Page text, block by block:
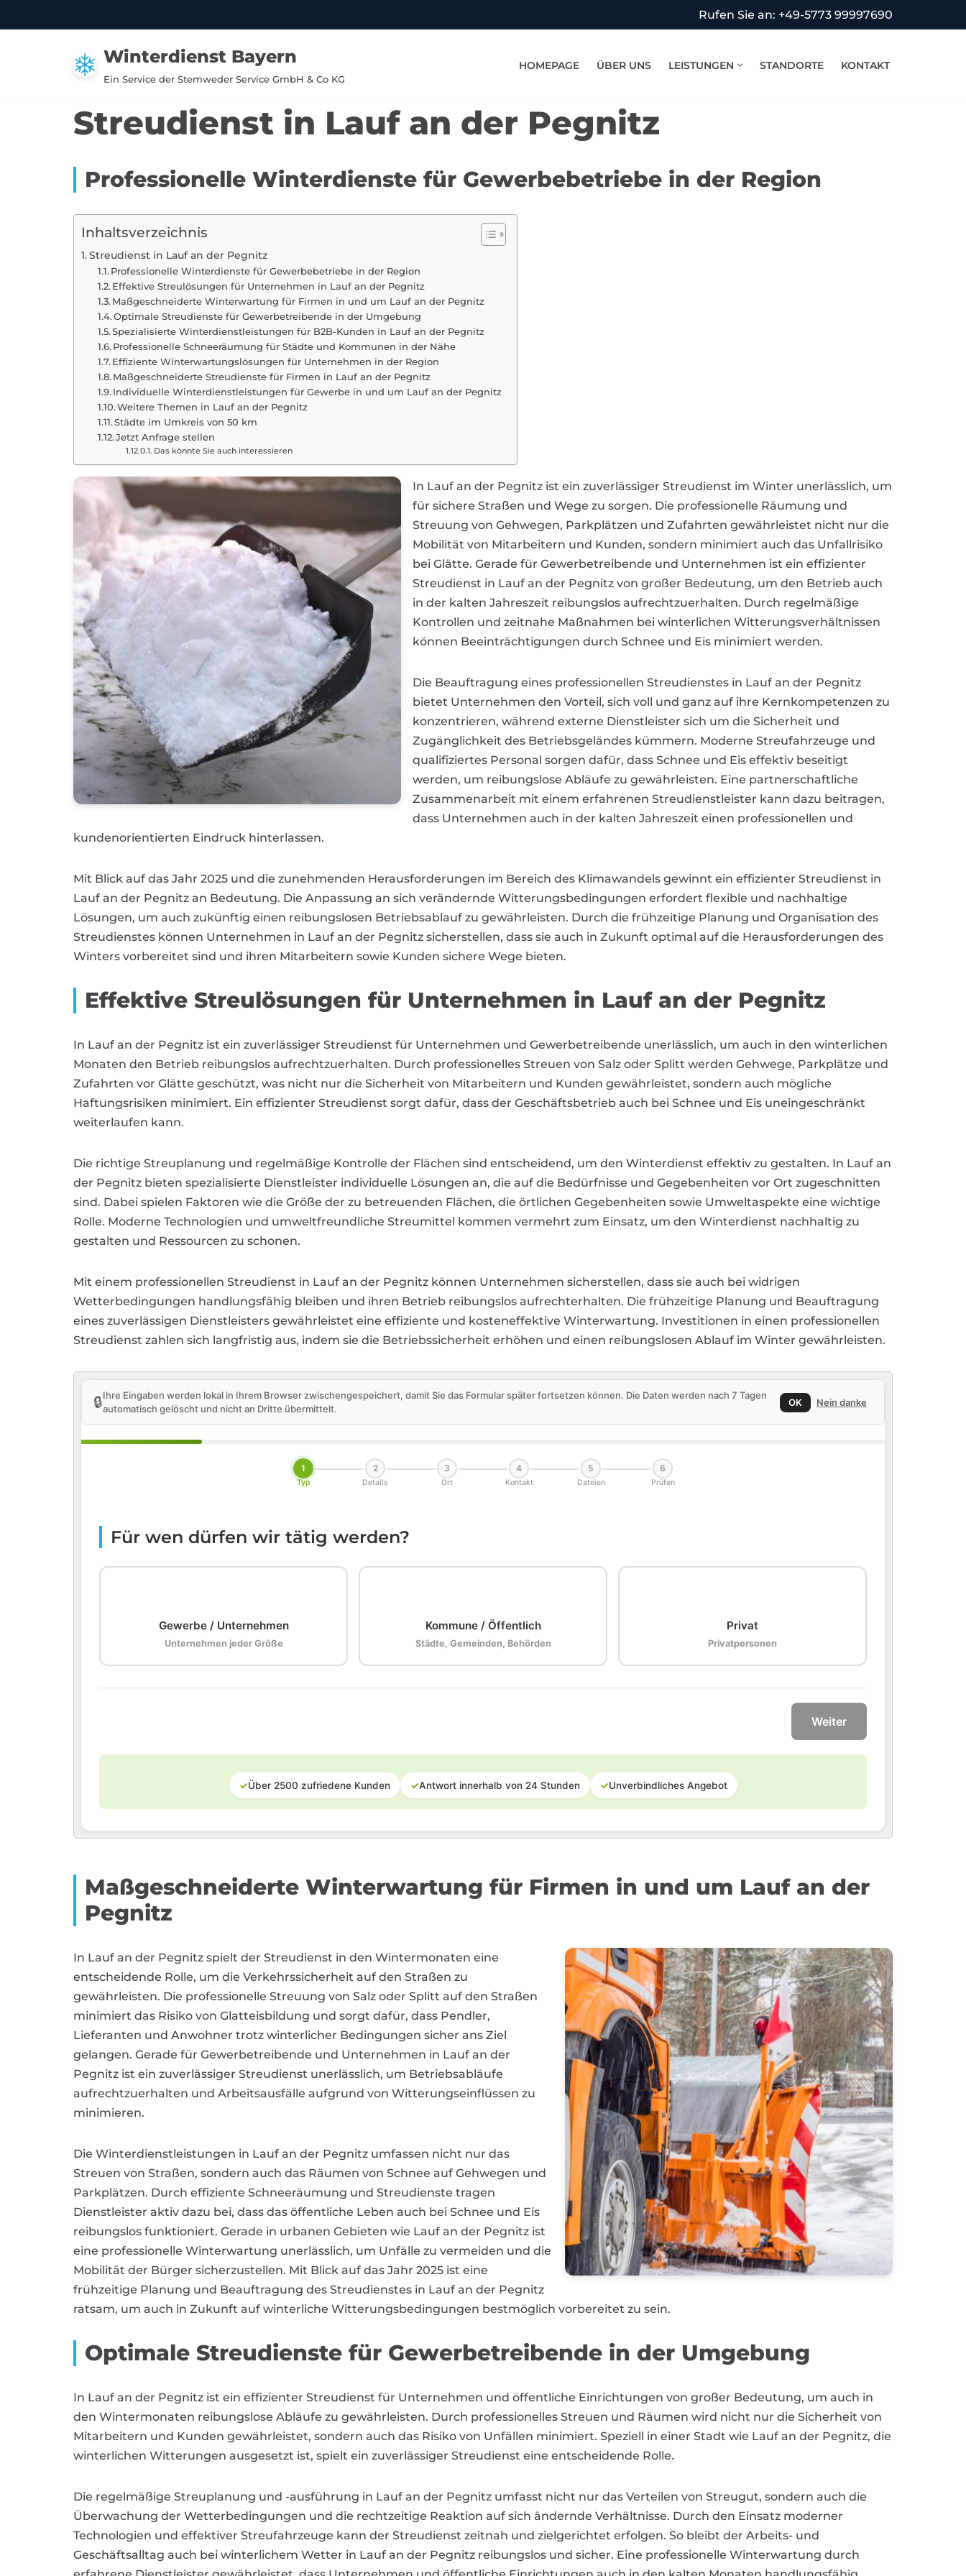
Rufen Sie an: +49-5773 99997690
Winterdienst Bayern
Ein Service der Stemweder Service GmbH & Co KG
HOMEPAGE ÜBER UNS LEISTUNGEN STANDORTE KONTAKT
Streudienst in Lauf an der Pegnitz
Professionelle Winterdienste für Gewerbebetriebe in der Region
Inhaltsverzeichnis
Streudienst in Lauf an der Pegnitz
Professionelle Winterdienste für Gewerbebetriebe in der Region
Effektive Streulösungen für Unternehmen in Lauf an der Pegnitz
Maßgeschneiderte Winterwartung für Firmen in und um Lauf an der Pegnitz
Optimale Streudienste für Gewerbetreibende in der Umgebung
Spezialisierte Winterdienstleistungen für B2B-Kunden in Lauf an der Pegnitz
Professionelle Schneeräumung für Städte und Kommunen in der Nähe
Effiziente Winterwartungslösungen für Unternehmen in der Region
Maßgeschneiderte Streudienste für Firmen in Lauf an der Pegnitz
Individuelle Winterdienstleistungen für Gewerbe in und um Lauf an der Pegnitz
Weitere Themen in Lauf an der Pegnitz
Städte im Umkreis von 50 km
Jetzt Anfrage stellen
Das könnte Sie auch interessieren
In Lauf an der Pegnitz ist ein zuverlässiger Streudienst im Winter unerlässlich, um
für sichere Straßen und Wege zu sorgen. Die professionelle Räumung und
Streuung von Gehwegen, Parkplätzen und Zufahrten gewährleistet nicht nur die
Mobilität von Mitarbeitern und Kunden, sondern minimiert auch das Unfallrisiko
bei Glätte. Gerade für Gewerbetreibende und Unternehmen ist ein effizienter
Streudienst in Lauf an der Pegnitz von großer Bedeutung, um den Betrieb auch
in der kalten Jahreszeit reibungslos aufrechtzuerhalten. Durch regelmäßige
Kontrollen und zeitnahe Maßnahmen bei winterlichen Witterungsverhältnissen
können Beeinträchtigungen durch Schnee und Eis minimiert werden.
Die Beauftragung eines professionellen Streudienstes in Lauf an der Pegnitz
bietet Unternehmen den Vorteil, sich voll und ganz auf ihre Kernkompetenzen zu
konzentrieren, während externe Dienstleister sich um die Sicherheit und
Zugänglichkeit des Betriebsgeländes kümmern. Moderne Streufahrzeuge und
qualifiziertes Personal sorgen dafür, dass Schnee und Eis effektiv beseitigt
werden, um reibungslose Abläufe zu gewährleisten. Eine partnerschaftliche
Zusammenarbeit mit einem erfahrenen Streudienstleister kann dazu beitragen,
dass Unternehmen auch in der kalten Jahreszeit einen professionellen und
kundenorientierten Eindruck hinterlassen.
Mit Blick auf das Jahr 2025 und die zunehmenden Herausforderungen im Bereich des Klimawandels gewinnt ein effizienter Streudienst in
Lauf an der Pegnitz an Bedeutung. Die Anpassung an sich verändernde Witterungsbedingungen erfordert flexible und nachhaltige
Lösungen, um auch zukünftig einen reibungslosen Betriebsablauf zu gewährleisten. Durch die frühzeitige Planung und Organisation des
Streudienstes können Unternehmen in Lauf an der Pegnitz sicherstellen, dass sie auch in Zukunft optimal auf die Herausforderungen des
Winters vorbereitet sind und ihren Mitarbeitern sowie Kunden sichere Wege bieten.
Effektive Streulösungen für Unternehmen in Lauf an der Pegnitz
In Lauf an der Pegnitz ist ein zuverlässiger Streudienst für Unternehmen und Gewerbetreibende unerlässlich, um auch in den winterlichen
Monaten den Betrieb reibungslos aufrechtzuerhalten. Durch professionelles Streuen von Salz oder Splitt werden Gehwege, Parkplätze und
Zufahrten vor Glätte geschützt, was nicht nur die Sicherheit von Mitarbeitern und Kunden gewährleistet, sondern auch mögliche
Haftungsrisiken minimiert. Ein effizienter Streudienst sorgt dafür, dass der Geschäftsbetrieb auch bei Schnee und Eis uneingeschränkt
weiterlaufen kann.
Die richtige Streuplanung und regelmäßige Kontrolle der Flächen sind entscheidend, um den Winterdienst effektiv zu gestalten. In Lauf an
der Pegnitz bieten spezialisierte Dienstleister individuelle Lösungen an, die auf die Bedürfnisse und Gegebenheiten vor Ort zugeschnitten
sind. Dabei spielen Faktoren wie die Größe der zu betreuenden Flächen, die örtlichen Gegebenheiten sowie Umweltaspekte eine wichtige
Rolle. Moderne Technologien und umweltfreundliche Streumittel kommen vermehrt zum Einsatz, um den Winterdienst nachhaltig zu
gestalten und Ressourcen zu schonen.
Mit einem professionellen Streudienst in Lauf an der Pegnitz können Unternehmen sicherstellen, dass sie auch bei widrigen
Wetterbedingungen handlungsfähig bleiben und ihren Betrieb reibungslos aufrechterhalten. Die frühzeitige Planung und Beauftragung
eines zuverlässigen Dienstleisters gewährleistet eine effiziente und kosteneffektive Winterwartung. Investitionen in einen professionellen
Streudienst zahlen sich langfristig aus, indem sie die Betriebssicherheit erhöhen und einen reibungslosen Ablauf im Winter gewährleisten.
🔒Ihre Eingaben werden lokal in Ihrem Browser zwischengespeichert, damit Sie das Formular später fortsetzen können. Die Daten werden nach 7 Tagen
automatisch gelöscht und nicht an Dritte übermittelt.
OK Nein danke
1
Typ
2
Details
3
Ort
4
Kontakt
5
Dateien
6
Prüfen
Für wen dürfen wir tätig werden?
Gewerbe / Unternehmen
Unternehmen jeder Größe
Kommune / Öffentlich
Städte, Gemeinden, Behörden
Privat
Privatpersonen
Weiter
✓Über 2500 zufriedene Kunden ✓Antwort innerhalb von 24 Stunden ✓Unverbindliches Angebot
Maßgeschneiderte Winterwartung für Firmen in und um Lauf an der
Pegnitz
In Lauf an der Pegnitz spielt der Streudienst in den Wintermonaten eine
entscheidende Rolle, um die Verkehrssicherheit auf den Straßen zu
gewährleisten. Die professionelle Streuung von Salz oder Splitt auf den Straßen
minimiert das Risiko von Glatteisbildung und sorgt dafür, dass Pendler,
Lieferanten und Anwohner trotz winterlicher Bedingungen sicher ans Ziel
gelangen. Gerade für Gewerbetreibende und Unternehmen in Lauf an der
Pegnitz ist ein zuverlässiger Streudienst unerlässlich, um Betriebsabläufe
aufrechtzuerhalten und Arbeitsausfälle aufgrund von Witterungseinflüssen zu
minimieren.
Die Winterdienstleistungen in Lauf an der Pegnitz umfassen nicht nur das
Streuen von Straßen, sondern auch das Räumen von Schnee auf Gehwegen und
Parkplätzen. Durch effiziente Schneeräumung und Streudienste tragen
Dienstleister aktiv dazu bei, dass das öffentliche Leben auch bei Schnee und Eis
reibungslos funktioniert. Gerade in urbanen Gebieten wie Lauf an der Pegnitz ist
eine professionelle Winterwartung unerlässlich, um Unfälle zu vermeiden und die
Mobilität der Bürger sicherzustellen. Mit Blick auf das Jahr 2025 ist eine
frühzeitige Planung und Beauftragung des Streudienstes in Lauf an der Pegnitz
ratsam, um auch in Zukunft auf winterliche Witterungsbedingungen bestmöglich vorbereitet zu sein.
Optimale Streudienste für Gewerbetreibende in der Umgebung
In Lauf an der Pegnitz ist ein effizienter Streudienst für Unternehmen und öffentliche Einrichtungen von großer Bedeutung, um auch in
den Wintermonaten reibungslose Abläufe zu gewährleisten. Durch professionelles Streuen und Räumen wird nicht nur die Sicherheit von
Mitarbeitern und Kunden gewährleistet, sondern auch das Risiko von Unfällen minimiert. Speziell in einer Stadt wie Lauf an der Pegnitz, die
winterlichen Witterungen ausgesetzt ist, spielt ein zuverlässiger Streudienst eine entscheidende Rolle.
Die regelmäßige Streuplanung und -ausführung in Lauf an der Pegnitz umfasst nicht nur das Verteilen von Streugut, sondern auch die
Überwachung der Wetterbedingungen und die rechtzeitige Reaktion auf sich ändernde Verhältnisse. Durch den Einsatz moderner
Technologien und effektiver Streufahrzeuge kann der Streudienst zeitnah und zielgerichtet erfolgen. So bleibt der Arbeits- und
Geschäftsalltag auch bei winterlichem Wetter in Lauf an der Pegnitz reibungslos und sicher. Eine professionelle Winterwartung durch